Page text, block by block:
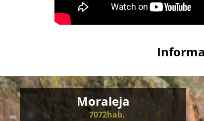
Moraleja
7072hab.